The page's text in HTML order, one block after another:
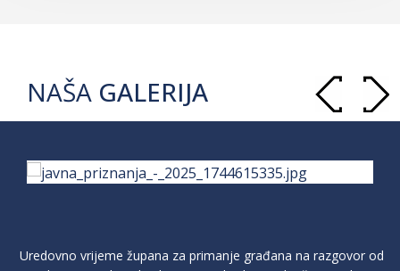
NAŠA GALERIJA
Uredovno vrijeme župana za primanje građana na razgovor od